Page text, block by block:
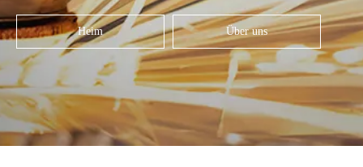
Heim Über uns